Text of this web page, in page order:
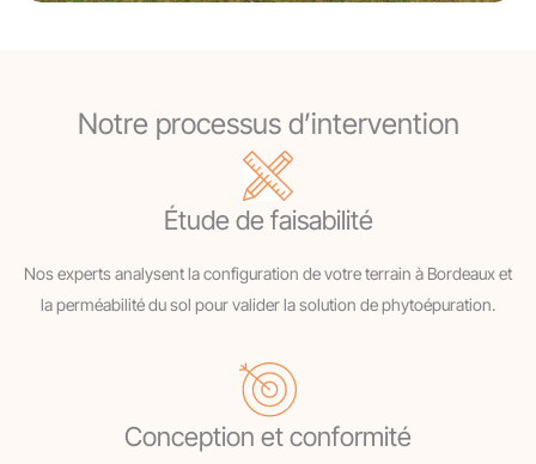
Notre processus d’intervention
Étude de faisabilité
Nos experts analysent la configuration de votre terrain à Bordeaux et
la perméabilité du sol pour valider la solution de phytoépuration.
Conception et conformité